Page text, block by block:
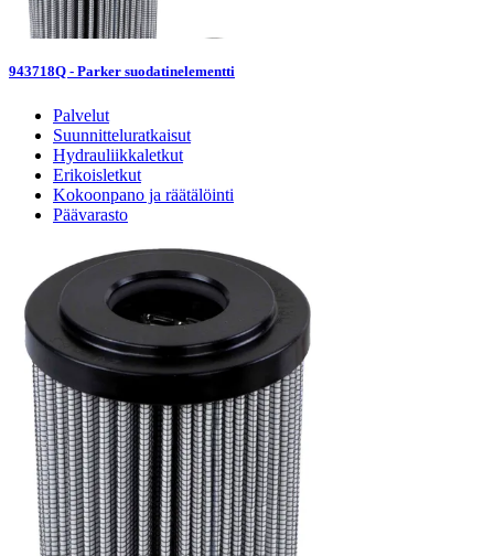
943718Q - Parker suodatinelementti
Palvelut
Suunnitteluratkaisut
Hydrauliikkaletkut
Erikoisletkut
Kokoonpano ja räätälöinti
Päävarasto
Myymälät
Palveluvarastot
Ennakoiva kartoitus
Enerpac-huolto
24h päivystys
Tekninen tuki
Sylinterilaskuri
Sähköteholaskuri
Virtausnopeuslaskuri
Hammaspyöräpumpun tilavuuslaskuri
Hydrauliteholaskuri
Teollisuusletkuhaku
Suodatinhaku
Magneettikelahaku